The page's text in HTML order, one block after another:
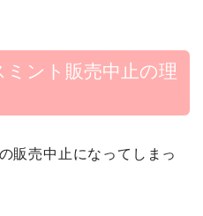
ント販売中止の理
販売中止になってしまっ